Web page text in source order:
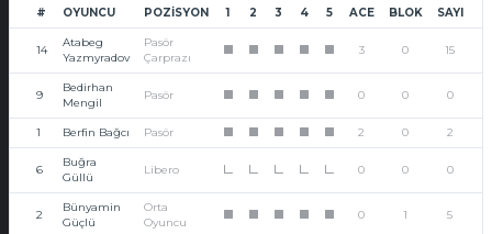
# OYUNCU POZISYON 1 2 3 4 5 ACE BLOK SAYI
14
Atabeg
Yazmyradov
Pasör
Çarprazı
3 0 15
9
Bedirhan
Mengil
Pasör 0 0 0
1 Berfin Bağcı Pasör 2 0 2
6
Buğra
Güllü
Libero L L L L L 0 0 0
2
Bünyamin
Güçlü
Orta
Oyuncu
0 1 5